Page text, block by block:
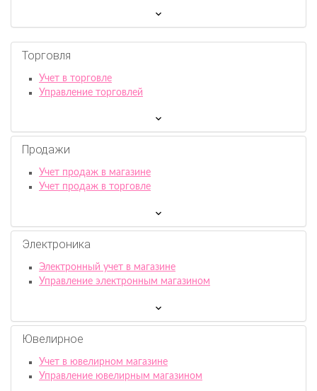
Торговля
Учет в торговле
Управление торговлей
Продажи
Учет продаж в магазине
Учет продаж в торговле
Электроника
Электронный учет в магазине
Управление электронным магазином
Ювелирное
Учет в ювелирном магазине
Управление ювелирным магазином